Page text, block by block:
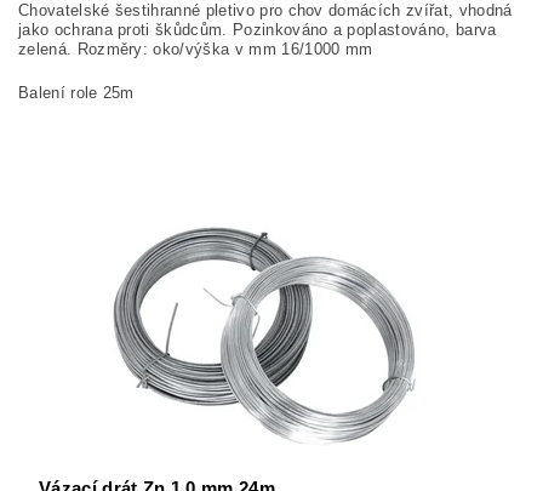
Chovatelské šestihranné pletivo pro chov domácích zvířat, vhodná
jako ochrana proti škůdcům. Pozinkováno a poplastováno, barva
zelená. Rozměry: oko/výška v mm 16/1000 mm
Balení role 25m